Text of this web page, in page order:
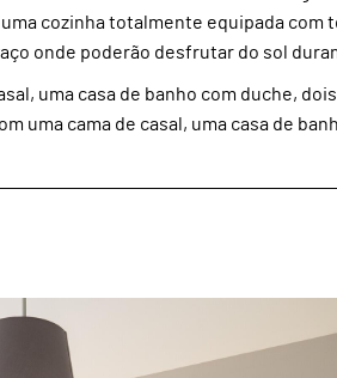
cozinha totalmente equipada
onde poderão desfrutar do sol
uma casa de banho com duche,
uma cama de casal, uma casa de